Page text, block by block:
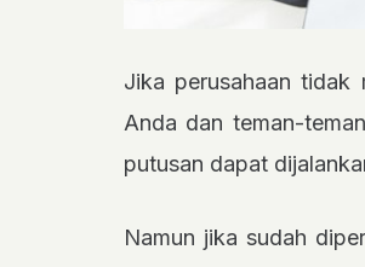
Jika perusahaan tidak
Anda dan teman-
putusan dapat
Namun jika sudah